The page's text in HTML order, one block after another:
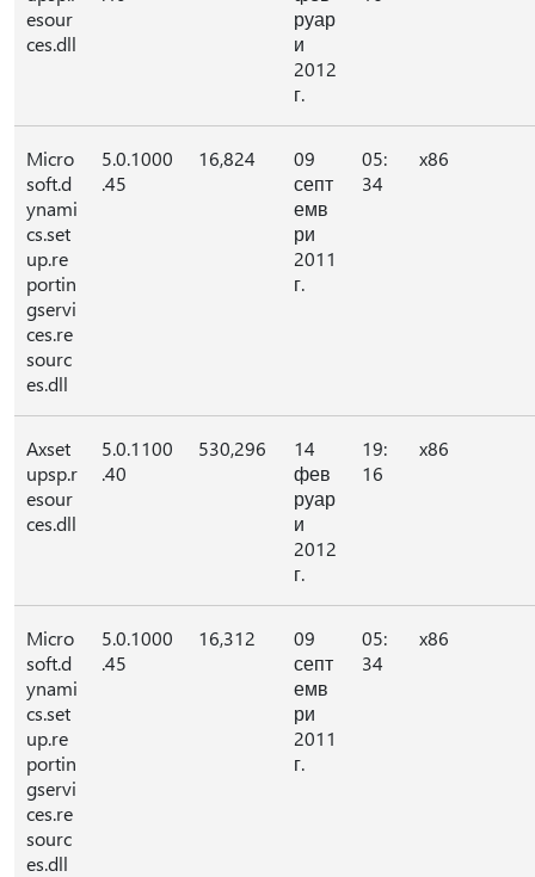
esour
ces.dll
руар
и
2012
г.
Micro
soft.d
ynami
cs.set
up.re
portin
gservi
ces.re
sourc
es.dll
5.0.1000
.45
16,824
09
септ
емв
ри
2011
г.
05:
34
x86
Axset
upsp.r
esour
ces.dll
5.0.1100
.40
530,296
14
фев
руар
и
2012
г.
19:
16
x86
Micro
soft.d
ynami
cs.set
up.re
portin
gservi
ces.re
sourc
es.dll
5.0.1000
.45
16,312
09
септ
емв
ри
2011
г.
05:
34
x86